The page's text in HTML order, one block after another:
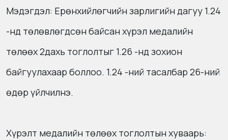
Мэдэгдэл: Ерөнхийлөгчийн зарлигийн дагуу 1.24
-нд төлөвлөгдсөн байсан хүрэл медалийн
төлөөх 2дахь тоглолтыг 1.26 -нд зохион
байгуулахаар боллоо. 1.24 -ний тасалбар 26-ний
өдөр үйлчилнэ.
Хүрэлт медалийн төлөөх тоглолтын хуваарь: